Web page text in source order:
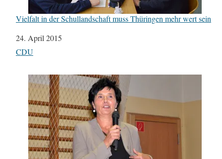
Vielfalt in der Schullandschaft muss Thüringen mehr wert sein
Datum
24. April 2015
In Bezug auf
CDU